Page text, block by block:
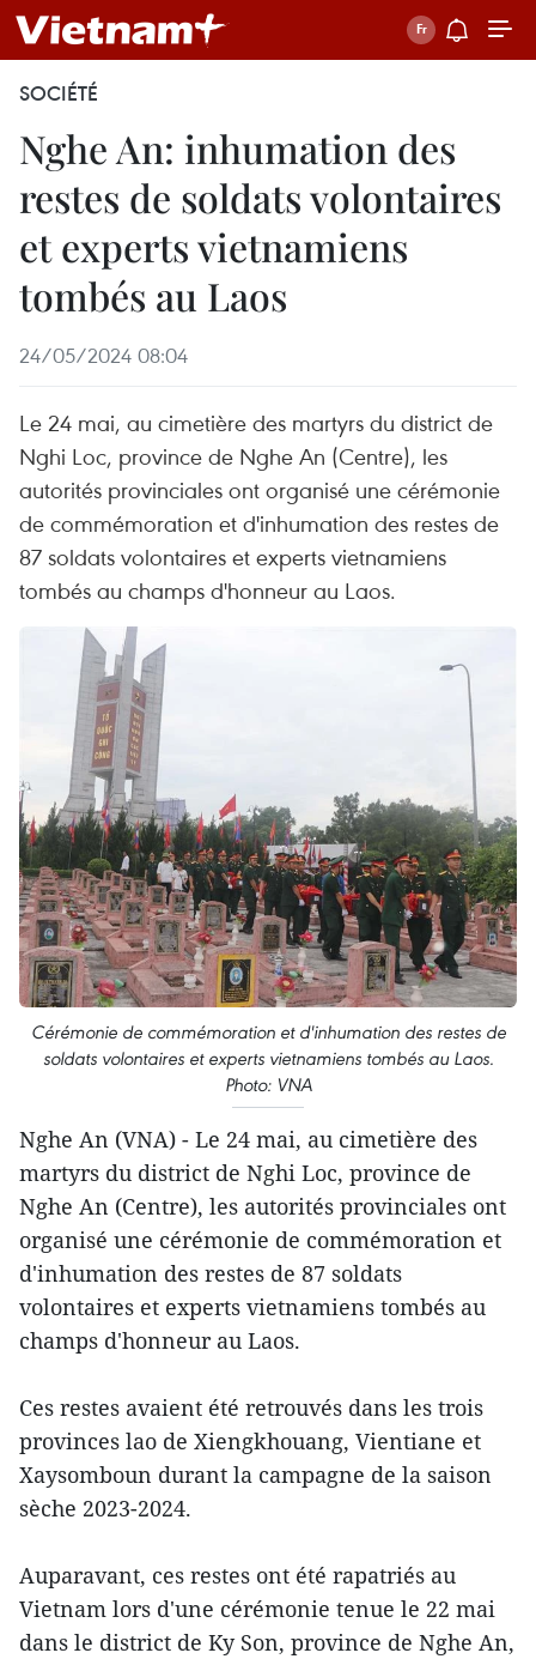
SOCIÉTÉ
Nghe An: inhumation des
restes de soldats volontaires
et experts vietnamiens
tombés au Laos
24/05/2024 08:04
Le 24 mai, au cimetière des martyrs du district de
Nghi Loc, province de Nghe An (Centre), les
autorités provinciales ont organisé une cérémonie
de commémoration et d'inhumation des restes de
87 soldats volontaires et experts vietnamiens
tombés au champs d'honneur au Laos.
Cérémonie de commémoration et d'inhumation des restes de
soldats volontaires et experts vietnamiens tombés au Laos.
Photo: VNA
Nghe An (VNA) - Le 24 mai, au cimetière des
martyrs du district de Nghi Loc, province de
Nghe An (Centre), les autorités provinciales ont
organisé une cérémonie de commémoration et
d'inhumation des restes de 87 soldats
volontaires et experts vietnamiens tombés au
champs d'honneur au Laos.
Ces restes avaient été retrouvés dans les trois
provinces lao de Xiengkhouang, Vientiane et
Xaysomboun durant la campagne de la saison
sèche 2023-2024.
Auparavant, ces restes ont été rapatriés au
Vietnam lors d'une cérémonie tenue le 22 mai
dans le district de Ky Son, province de Nghe An,